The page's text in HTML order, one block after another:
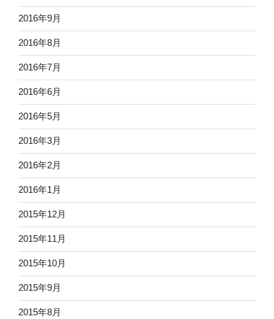
2016年9月
2016年8月
2016年7月
2016年6月
2016年5月
2016年3月
2016年2月
2016年1月
2015年12月
2015年11月
2015年10月
2015年9月
2015年8月